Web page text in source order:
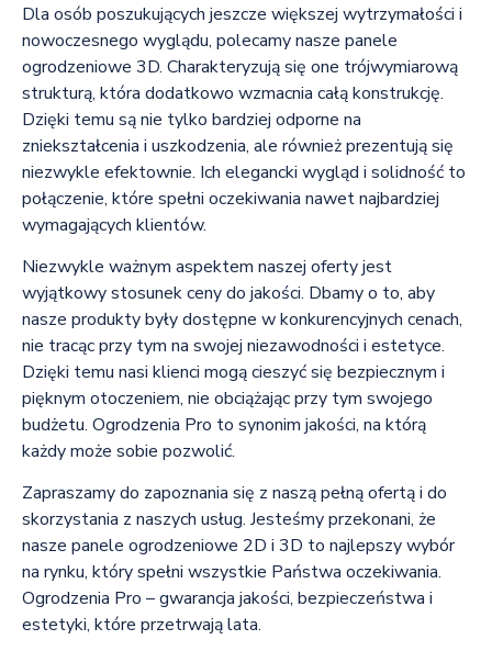
Dla osób poszukujących jeszcze większej wytrzymałości i
nowoczesnego wyglądu, polecamy nasze panele
ogrodzeniowe 3D. Charakteryzują się one trójwymiarową
strukturą, która dodatkowo wzmacnia całą konstrukcję.
Dzięki temu są nie tylko bardziej odporne na
zniekształcenia i uszkodzenia, ale również prezentują się
niezwykle efektownie. Ich elegancki wygląd i solidność to
połączenie, które spełni oczekiwania nawet najbardziej
wymagających klientów.
Niezwykle ważnym aspektem naszej oferty jest
wyjątkowy stosunek ceny do jakości. Dbamy o to, aby
nasze produkty były dostępne w konkurencyjnych cenach,
nie tracąc przy tym na swojej niezawodności i estetyce.
Dzięki temu nasi klienci mogą cieszyć się bezpiecznym i
pięknym otoczeniem, nie obciążając przy tym swojego
budżetu. Ogrodzenia Pro to synonim jakości, na którą
każdy może sobie pozwolić.
Zapraszamy do zapoznania się z naszą pełną ofertą i do
skorzystania z naszych usług. Jesteśmy przekonani, że
nasze panele ogrodzeniowe 2D i 3D to najlepszy wybór
na rynku, który spełni wszystkie Państwa oczekiwania.
Ogrodzenia Pro – gwarancja jakości, bezpieczeństwa i
estetyki, które przetrwają lata.